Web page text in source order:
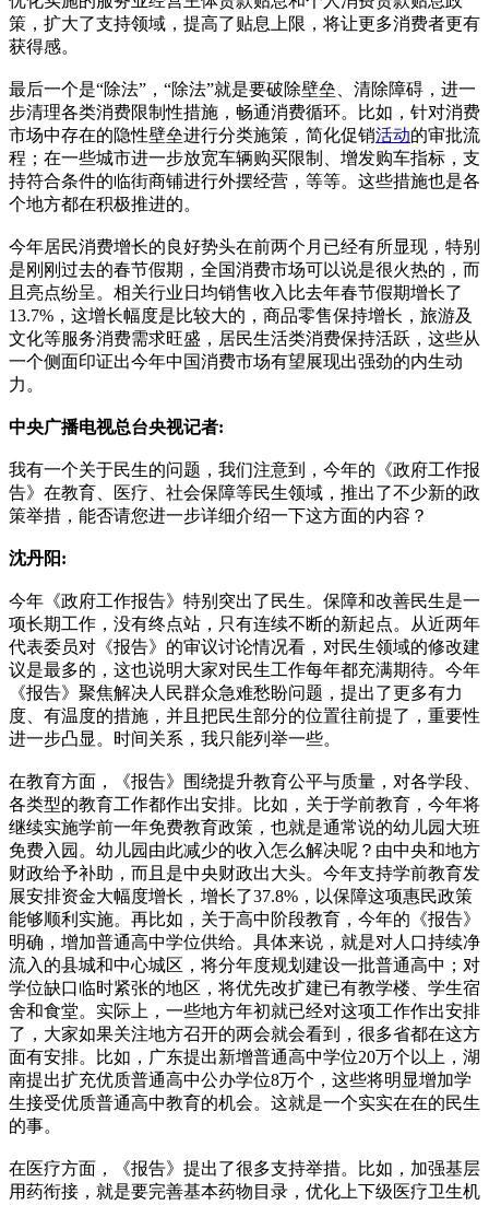
策，扩大了支持领域，提高了贴息上限，将让更多消费者更有
获得感。
最后一个是“除法”，“除法”就是要破除壁垒、清除障碍，进一
步清理各类消费限制性措施，畅通消费循环。比如，针对消费
市场中存在的隐性壁垒进行分类施策，简化促销活动的审批流
程；在一些城市进一步放宽车辆购买限制、增发购车指标，支
持符合条件的临街商铺进行外摆经营，等等。这些措施也是各
个地方都在积极推进的。
今年居民消费增长的良好势头在前两个月已经有所显现，特别
是刚刚过去的春节假期，全国消费市场可以说是很火热的，而
且亮点纷呈。相关行业日均销售收入比去年春节假期增长了
13.7%，这增长幅度是比较大的，商品零售保持增长，旅游及
文化等服务消费需求旺盛，居民生活类消费保持活跃，这些从
一个侧面印证出今年中国消费市场有望展现出强劲的内生动
力。
中央广播电视总台央视记者:
我有一个关于民生的问题，我们注意到，今年的《政府工作报
告》在教育、医疗、社会保障等民生领域，推出了不少新的政
策举措，能否请您进一步详细介绍一下这方面的内容？
沈丹阳:
今年《政府工作报告》特别突出了民生。保障和改善民生是一
项长期工作，没有终点站，只有连续不断的新起点。从近两年
代表委员对《报告》的审议讨论情况看，对民生领域的修改建
议是最多的，这也说明大家对民生工作每年都充满期待。今年
《报告》聚焦解决人民群众急难愁盼问题，提出了更多有力
度、有温度的措施，并且把民生部分的位置往前提了，重要性
进一步凸显。时间关系，我只能列举一些。
在教育方面，《报告》围绕提升教育公平与质量，对各学段、
各类型的教育工作都作出安排。比如，关于学前教育，今年将
继续实施学前一年免费教育政策，也就是通常说的幼儿园大班
免费入园。幼儿园由此减少的收入怎么解决呢？由中央和地方
财政给予补助，而且是中央财政出大头。今年支持学前教育发
展安排资金大幅度增长，增长了37.8%，以保障这项惠民政策
能够顺利实施。再比如，关于高中阶段教育，今年的《报告》
明确，增加普通高中学位供给。具体来说，就是对人口持续净
流入的县城和中心城区，将分年度规划建设一批普通高中；对
学位缺口临时紧张的地区，将优先改扩建已有教学楼、学生宿
舍和食堂。实际上，一些地方年初就已经对这项工作作出安排
了，大家如果关注地方召开的两会就会看到，很多省都在这方
面有安排。比如，广东提出新增普通高中学位20万个以上，湖
南提出扩充优质普通高中公办学位8万个，这些将明显增加学
生接受优质普通高中教育的机会。这就是一个实实在在的民生
的事。
在医疗方面，《报告》提出了很多支持举措。比如，加强基层
用药衔接，就是要完善基本药物目录，优化上下级医疗卫生机